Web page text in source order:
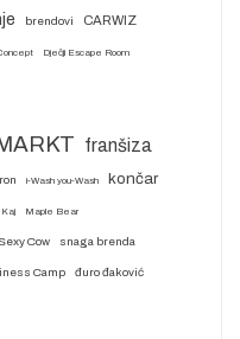
brendovi CARWIZ
Dječji Escape Room
franšiza
i-Wash you-Wash končar
Kaj Maple Bear
Sexy Cow snaga brenda
Camp đuro đaković